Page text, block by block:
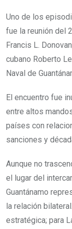
Uno de los
fue la reunión del
Francis L.
cubano Roberto
Naval de
El encuentro fue
entre altos
países con
sanciones y
Aunque no
el lugar del
Guantánamo
la relación
estratégica; para